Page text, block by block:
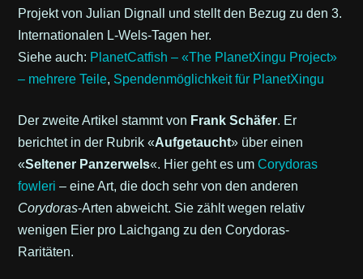
Projekt von Julian Dignall und stellt den Bezug zu den 3.
Internationalen L-Wels-Tagen her.
Siehe auch: PlanetCatfish – «The PlanetXingu Project»
– mehrere Teile, Spendenmöglichkeit für PlanetXingu
Der zweite Artikel stammt von Frank Schäfer. Er
berichtet in der Rubrik «Aufgetaucht» über einen
«Seltener Panzerwels«. Hier geht es umCorydoras
fowleri – eine Art, die doch sehr von den anderen
Corydoras-Arten abweicht. Sie zählt wegen relativ
wenigen Eier pro Laichgang zu den Corydoras-
Raritäten.